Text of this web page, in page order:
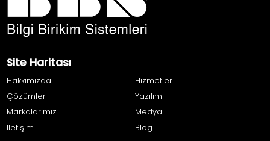
Site Haritası
Hakkımızda
Hizmetler
Çözümler
Yazılım
Markalarımız
Medya
İletişim
Blog